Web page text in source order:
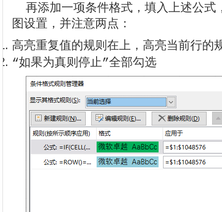
再添加一项条件格式，填入上述公式
图设置，并注意两点：
高亮重复值的规则在上，高亮当前行的
“如果为真则停止”全部勾选